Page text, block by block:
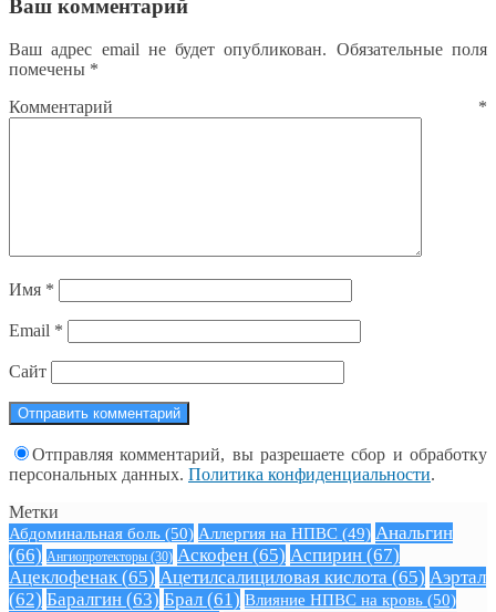
Ваш комментарий
Ваш адрес email не будет опубликован. Обязательные поля
помечены *
Комментарий *
Имя *
Email *
Сайт
Отправляя комментарий, вы разрешаете сбор и обработку
персональных данных. Политика конфиденциальности.
Метки
Абдоминальная боль (50) Аллергия на НПВС (49) Анальгин
(66) Ангиопротекторы (30) Аскофен (65) Аспирин (67)
Ацеклофенак (65) Ацетилсалициловая кислота (65) Аэртал
(62) Баралгин (63) Брал (61) Влияние НПВС на кровь (50)